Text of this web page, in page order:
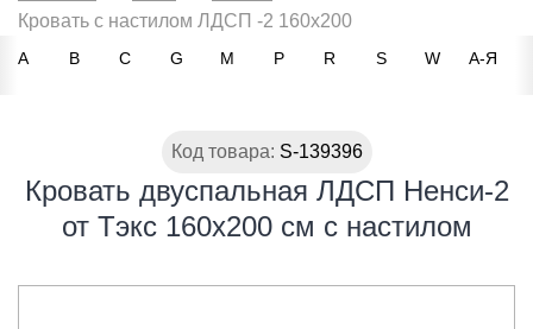
Кровать с настилом ЛДСП -2 160х200
A B C G M P R S W А-Я
Код товара: S-139396
Кровать двуспальная ЛДСП Ненси-2
от Тэкс 160х200 см с настилом